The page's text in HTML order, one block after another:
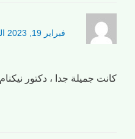
فبراير 19, 2023 الساعة 8:35 م
كانت جميلة جدا ، دكتور نيكنام